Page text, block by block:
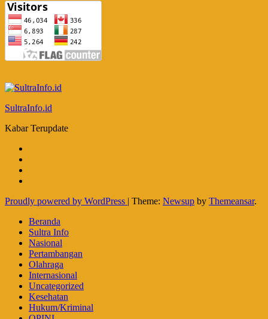
SultraInfo.id
Kabar Terupdate
Proudly powered by WordPress | Theme: Newsup by Themeansar.
Beranda
Sultra Info
Nasional
Pertambangan
Olahraga
Internasional
Uncategorized
Kesehatan
Hukum/Kriminal